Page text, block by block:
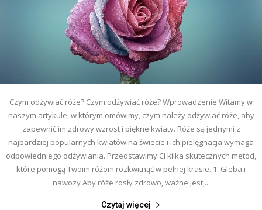
Czym odżywiać róże? Czym odżywiać róże? Wprowadzenie Witamy w
naszym artykule, w którym omówimy, czym należy odżywiać róże, aby
zapewnić im zdrowy wzrost i piękne kwiaty. Róże są jednymi z
najbardziej popularnych kwiatów na świecie i ich pielęgnacja wymaga
odpowiedniego odżywiania. Przedstawimy Ci kilka skutecznych metod,
które pomogą Twoim różom rozkwitnąć w pełnej krasie. 1. Gleba i
nawozy Aby róże rosły zdrowo, ważne jest,...
Czytaj więcej